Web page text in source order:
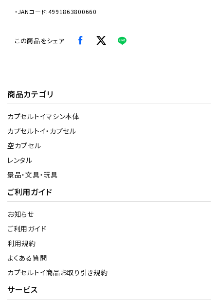
・JANコード:4991863800660
この商品をシェア
商品カテゴリ
カプセルトイマシン本体
カプセルトイ・カプセル
空カプセル
レンタル
景品・文具・玩具
ご利用ガイド
お知らせ
ご利用ガイド
利用規約
よくある質問
カプセルトイ商品お取り引き規約
サービス